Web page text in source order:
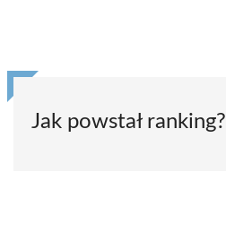
Jak powstał ranking?